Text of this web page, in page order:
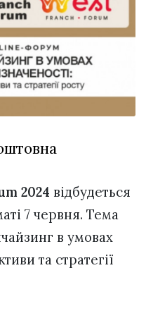
2024 відбудеться
7 червня. Тема
в умовах
та стратегії